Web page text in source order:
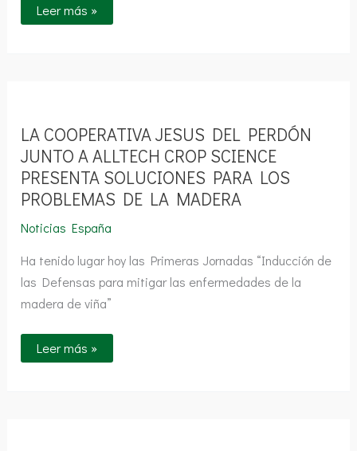
Leer más »
LA COOPERATIVA JESUS DEL PERDÓN
JUNTO A ALLTECH CROP SCIENCE
PRESENTA SOLUCIONES PARA LOS
PROBLEMAS DE LA MADERA
Noticias España
Ha tenido lugar hoy las Primeras Jornadas “Inducción de
las Defensas para mitigar las enfermedades de la
madera de viña”
DEL
PERDÓN
JUNTO
A
ALLTECH
CROP
SCIENCE
SOLUCIONES
PROBLEMAS
DE
LA
MADERA
Leer más »